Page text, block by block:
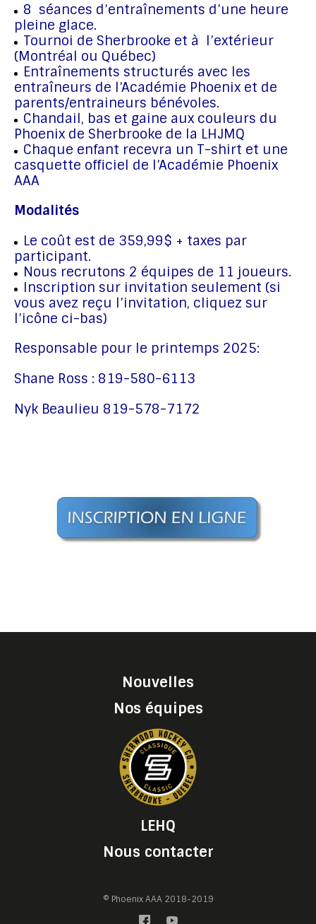
8 séances d’entraînements d’une heure
pleine glace.
Tournoi de Sherbrooke et à l’extérieur
(Montréal ou Québec)
Entraînements structurés avec les
entraîneurs de l’Académie Phoenix et de
parents/entraineurs bénévoles.
Chandail, bas et gaine aux couleurs du
Phoenix de Sherbrooke de la LHJMQ
Chaque enfant recevra un T-shirt et une
casquette officiel de l’Académie Phoenix
AAA
Modalités
Le coût est de 359,99$ + taxes par
participant.
Nous recrutons 2 équipes de 11 joueurs.
Inscription sur invitation seulement (si
vous avez reçu l’invitation, cliquez sur
l’icône ci-bas)
Responsable pour le printemps 2025:
Shane Ross : 819-580-6113
Nyk Beaulieu 819-578-7172
Nouvelles
Nos équipes
LEHQ
Nous contacter
© Phoenix AAA 2018-2019